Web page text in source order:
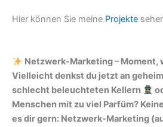
Hier können Sie meine Projekte
Netzwerk-Marketing – Moment,
Vielleicht denkst du jetzt an
schlecht beleuchteten Kellern
Menschen mit zu viel Parfüm?
es dir gern: Netzwerk-Marketing